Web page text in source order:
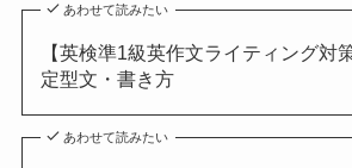
あわせて読みたい
【英検準1級英作文ライティング対
定型文・書き方
あわせて読みたい